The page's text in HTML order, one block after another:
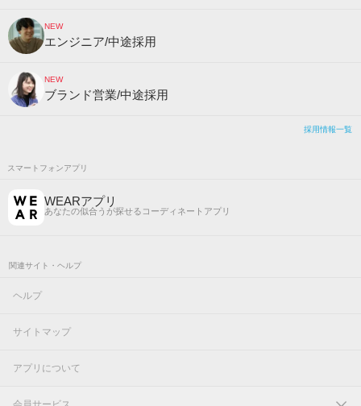
NEW
エンジニア/中途採用
NEW
ブランド営業/中途採用
採用情報一覧
スマートフォンアプリ
WEARアプリ
あなたの似合うが探せるコーディネートアプリ
関連サイト・ヘルプ
ヘルプ
サイトマップ
アプリについて